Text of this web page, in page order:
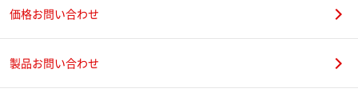
価格お問い合わせ
製品お問い合わせ